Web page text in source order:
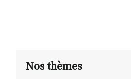
Nos thèmes